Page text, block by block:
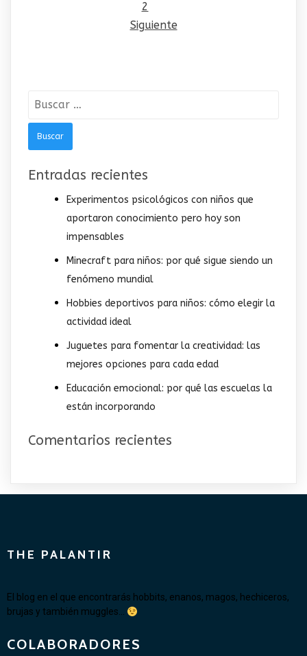
2
Siguiente
Buscar:
Entradas recientes
Experimentos psicológicos con niños que
aportaron conocimiento pero hoy son
impensables
Minecraft para niños: por qué sigue siendo un
fenómeno mundial
Hobbies deportivos para niños: cómo elegir la
actividad ideal
Juguetes para fomentar la creatividad: las
mejores opciones para cada edad
Educación emocional: por qué las escuelas la
están incorporando
Comentarios recientes
THE PALANTIR
El blog en el que encontrarás hobbits, enanos, magos, hechiceros,
brujas y también muggles...
COLABORADORES